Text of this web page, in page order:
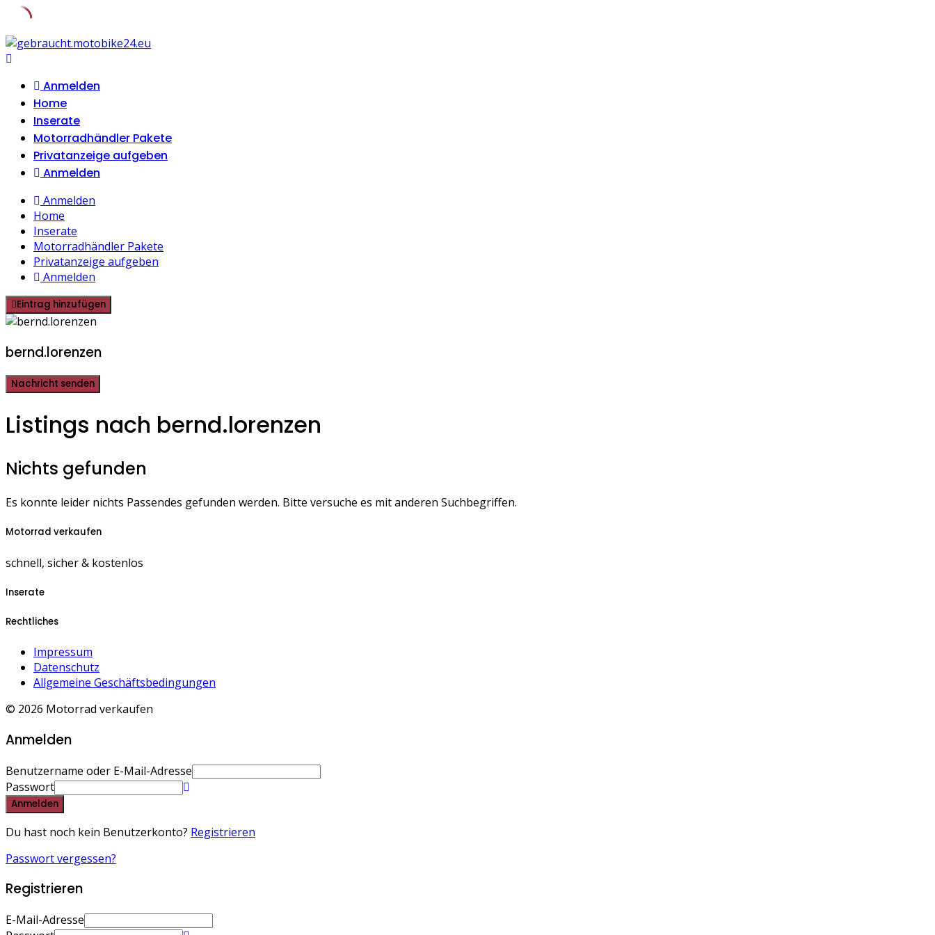
Skip
to
Anmelden
Home
Inserate
Motorradhändler Pakete
Privatanzeige aufgeben
Anmelden
Anmelden
Home
Inserate
Motorradhändler Pakete
Privatanzeige aufgeben
Anmelden
Eintrag hinzufügen
bernd.lorenzen
Nachricht senden
Listings nach bernd.lorenzen
Nichts gefunden
Es konnte leider nichts Passendes gefunden werden. Bitte versuche es mit anderen Suchbegriffen.
Motorrad verkaufen
schnell, sicher & kostenlos
Inserate
Rechtliches
Impressum
Datenschutz
Allgemeine Geschäftsbedingungen
© 2026 Motorrad verkaufen
Anmelden
Benutzername oder E-Mail-Adresse
Passwort
Anmelden
Du hast noch kein Benutzerkonto? Registrieren
Passwort vergessen?
Registrieren
E-Mail-Adresse